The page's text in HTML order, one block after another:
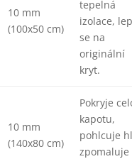
10 mm
(100x50 cm)
tepelná
izolace,
se na
originální
kryt.
10 mm
(140x80 cm)
Pokryje
kapotu,
pohlcuje
zpomaluje